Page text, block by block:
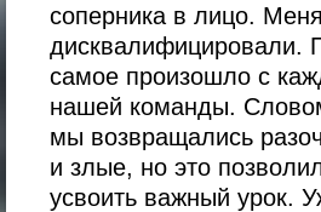
соперника в лицо.
дисквалифицировали.
самое произошло с
нашей команды.
мы возвращались
и злые, но это
усвоить важный урок.